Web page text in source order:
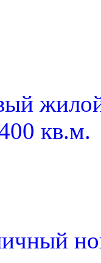
кв.м.